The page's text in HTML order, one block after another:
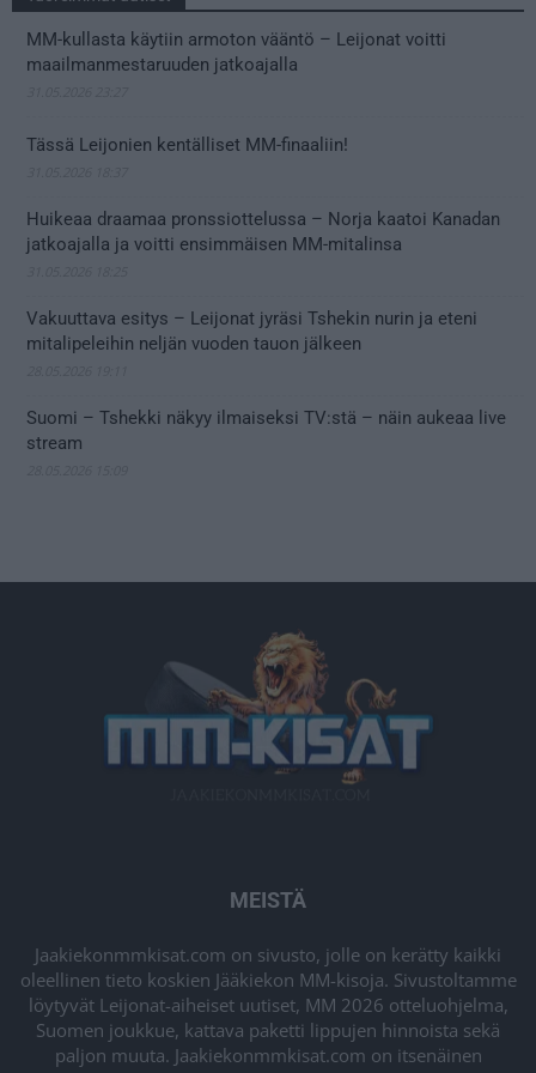
MM-kullasta käytiin armoton vääntö – Leijonat voitti
maailmanmestaruuden jatkoajalla
Tässä Leijonien kentälliset MM-finaaliin!
Huikeaa draamaa pronssiottelussa – Norja kaatoi Kanadan
jatkoajalla ja voitti ensimmäisen MM-mitalinsa
Vakuuttava esitys – Leijonat jyräsi Tshekin nurin ja eteni
mitalipeleihin neljän vuoden tauon jälkeen
Suomi – Tshekki näkyy ilmaiseksi TV:stä – näin aukeaa live
stream
MEISTÄ
Jaakiekonmmkisat.com on sivusto, jolle on kerätty kaikki
oleellinen tieto koskien Jääkiekon MM-kisoja. Sivustoltamme
löytyvät Leijonat-aiheiset uutiset, MM 2026 otteluohjelma,
Suomen joukkue, kattava paketti lippujen hinnoista sekä
paljon muuta. Jaakiekonmmkisat.com on itsenäinen